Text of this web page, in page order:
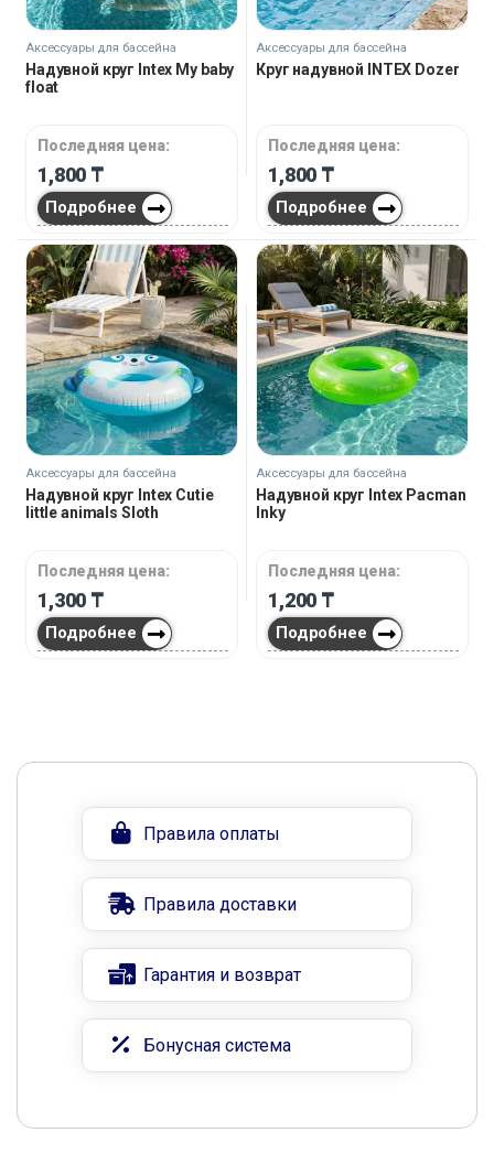
Аксессуары для бассейна
Надувной круг Intex My baby
float
Последняя цена:
1,800 ₸
Подробнее
Аксессуары для бассейна
Круг надувной INTEX Dozer
Последняя цена:
1,800 ₸
Подробнее
Аксессуары для бассейна
Надувной круг Intex Cutie
little animals Sloth
Последняя цена:
1,300 ₸
Подробнее
Аксессуары для бассейна
Надувной круг Intex Pacman
Inky
Последняя цена:
1,200 ₸
Подробнее
Правила оплаты
Правила доставки
Гарантия и возврат
Бонусная система